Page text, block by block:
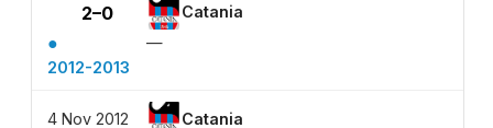
2–0 Catania
●
—
2012-2013
4 Nov 2012 Catania